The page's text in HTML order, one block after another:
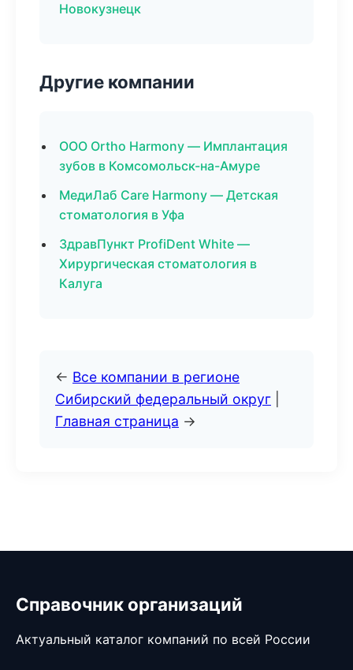
Новокузнецк
Другие компании
ООО Ortho Harmony — Имплантация
зубов в Комсомольск-на-Амуре
МедиЛаб Care Harmony — Детская
стоматология в Уфа
ЗдравПункт ProfiDent White —
Хирургическая стоматология в
Калуга
← Все компании в регионе
Сибирский федеральный округ
Главная страница →
Справочник организаций
Актуальный каталог компаний по всей России